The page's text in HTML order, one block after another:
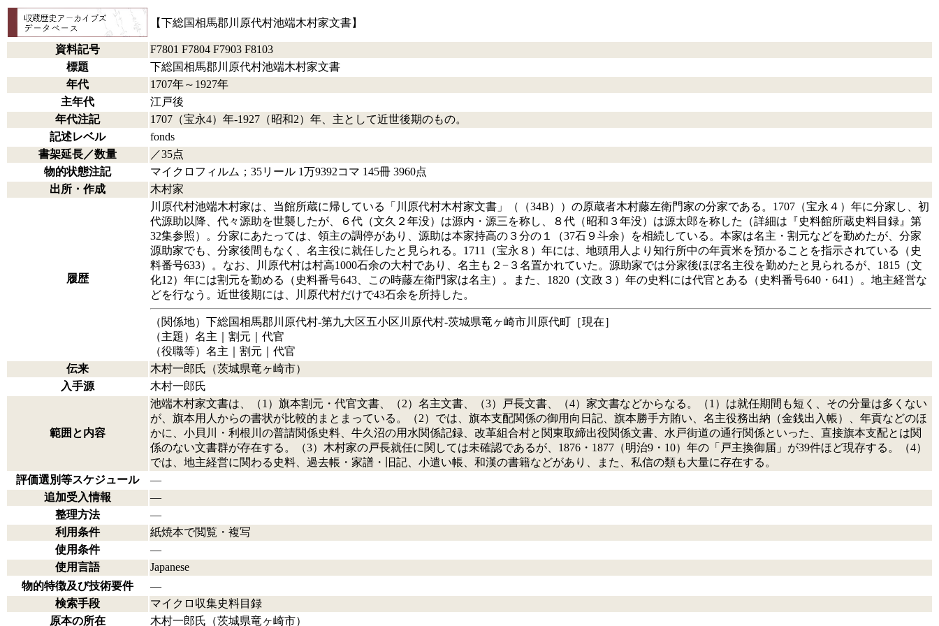
【下総国相馬郡川原代村池端木村家文書】
資料記号
F7801 F7804 F7903 F8103
標題
下総国相馬郡川原代村池端木村家文書
年代
1707年～1927年
主年代
江戸後
年代注記
1707（宝永4）年-1927（昭和2）年、主として近世後期のもの。
記述レベル
fonds
書架延長／数量
／35点
物的状態注記
マイクロフィルム；35リール 1万9392コマ 145冊 3960点
出所・作成
木村家
履歴
川原代村池端木村家は、当館所蔵に帰している「川原代村木村家文書」（（34B））の原蔵者木村藤左衛門家の分家である。1707（宝永４）年に分家し、初
代源助以降、代々源助を世襲したが、６代（文久２年没）は源内・源三を称し、８代（昭和３年没）は源太郎を称した（詳細は『史料館所蔵史料目録』第
32集参照）。分家にあたっては、領主の調停があり、源助は本家持高の３分の１（37石９斗余）を相続している。本家は名主・割元などを勤めたが、分家
源助家でも、分家後間もなく、名主役に就任したと見られる。1711（宝永８）年には、地頭用人より知行所中の年貢米を預かることを指示されている（史
料番号633）。なお、川原代村は村高1000石余の大村であり、名主も２−３名置かれていた。源助家では分家後ほぼ名主役を勤めたと見られるが、1815（文
化12）年には割元を勤める（史料番号643、この時藤左衛門家は名主）。また、1820（文政３）年の史料には代官とある（史料番号640・641）。地主経営な
どを行なう。近世後期には、川原代村だけで43石余を所持した。
（関係地）下総国相馬郡川原代村‐第九大区五小区川原代村‐茨城県竜ヶ崎市川原代町［現在］
（主題）名主｜割元｜代官
（役職等）名主｜割元｜代官
伝来
木村一郎氏（茨城県竜ヶ崎市）
入手源
木村一郎氏
範囲と内容
池端木村家文書は、（1）旗本割元・代官文書、（2）名主文書、（3）戸長文書、（4）家文書などからなる。（1）は就任期間も短く、その分量は多くない
が、旗本用人からの書状が比較的まとまっている。（2）では、旗本支配関係の御用向日記、旗本勝手方賄い、名主役務出納（金銭出入帳）、年貢などのほ
かに、小貝川・利根川の普請関係史料、牛久沼の用水関係記録、改革組合村と関東取締出役関係文書、水戸街道の通行関係といった、直接旗本支配とは関
係のない文書群が存在する。（3）木村家の戸長就任に関しては未確認であるが、1876・1877（明治9・10）年の「戸主換御届」が39件ほど現存する。（4）
では、地主経営に関わる史料、過去帳・家譜・旧記、小遣い帳、和漢の書籍などがあり、また、私信の類も大量に存在する。
評価選別等スケジュール
―
追加受入情報
―
整理方法
―
利用条件
紙焼本で閲覧・複写
使用条件
―
使用言語
Japanese
物的特徴及び技術要件
―
検索手段
マイクロ収集史料目録
原本の所在
木村一郎氏（茨城県竜ヶ崎市）